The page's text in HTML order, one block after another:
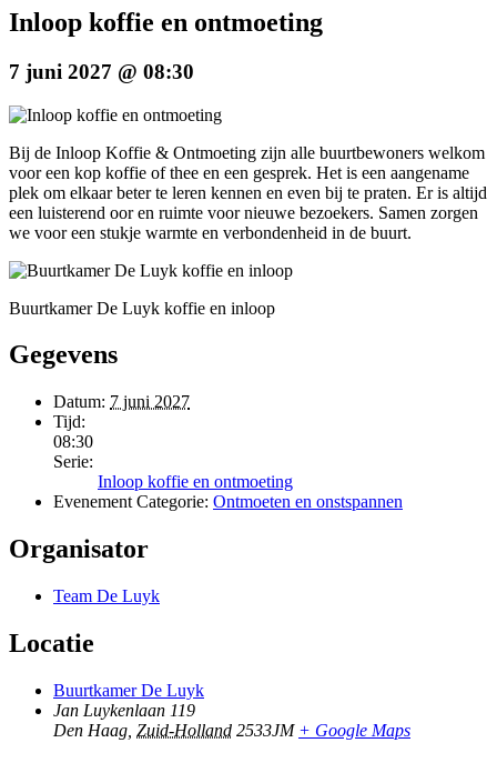
Inloop koffie en ontmoeting
7 juni 2027 @ 08:30
Bij de Inloop Koffie & Ontmoeting zijn alle buurtbewoners welkom
voor een kop koffie of thee en een gesprek. Het is een aangename
plek om elkaar beter te leren kennen en even bij te praten. Er is altijd
een luisterend oor en ruimte voor nieuwe bezoekers. Samen zorgen
we voor een stukje warmte en verbondenheid in de buurt.
Buurtkamer De Luyk koffie en inloop
Gegevens
Datum: 7 juni 2027
Tijd:
08:30
Serie:
Inloop koffie en ontmoeting
Evenement Categorie: Ontmoeten en onstspannen
Organisator
Team De Luyk
Locatie
Buurtkamer De Luyk
Jan Luykenlaan 119
Den Haag Zuid-Holland 2533JM + Google Maps